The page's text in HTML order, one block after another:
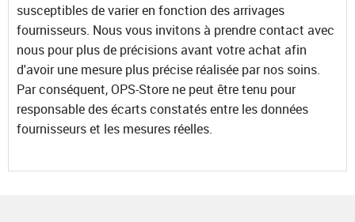
susceptibles de varier en fonction des arrivages
fournisseurs. Nous vous invitons à prendre contact avec
nous pour plus de précisions avant votre achat afin
d'avoir une mesure plus précise réalisée par nos soins.
Par conséquent, OPS-Store ne peut être tenu pour
responsable des écarts constatés entre les données
fournisseurs et les mesures réelles.